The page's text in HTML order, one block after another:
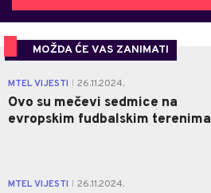
MOŽDA ĆE VAS ZANIMATI
MTEL VIJESTI 26.11.2024.
Ovo su mečevi sedmice na
evropskim fudbalskim terenima
MTEL VIJESTI 26.11.2024.